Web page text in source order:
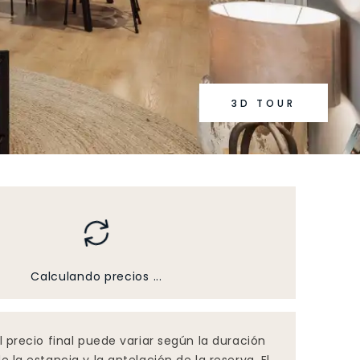
3D TOUR
Calculando precios ...
precio final puede variar según la duración